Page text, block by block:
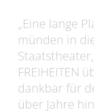
„Eine lange
münden in
FREIHEITEN
dankbar für
über Jahre